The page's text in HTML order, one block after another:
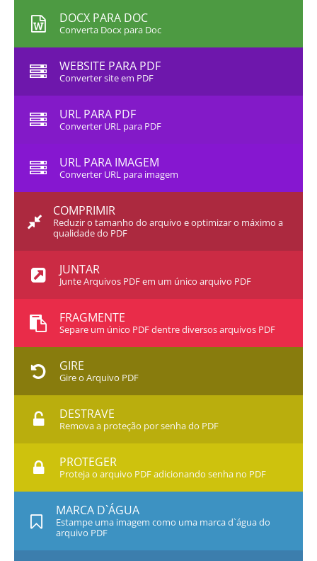
DOCX PARA DOC
Converta Docx para Doc
WEBSITE PARA PDF
Converter site em PDF
URL PARA PDF
Converter URL para PDF
URL PARA IMAGEM
Converter URL para imagem
COMPRIMIR
Reduzir o tamanho do arquivo e optimizar o máximo a
qualidade do PDF
JUNTAR
Junte Arquivos PDF em um único arquivo PDF
FRAGMENTE
Separe um único PDF dentre diversos arquivos PDF
GIRE
Gire o Arquivo PDF
DESTRAVE
Remova a proteção por senha do PDF
PROTEGER
Proteja o arquivo PDF adicionando senha no PDF
MARCA D`ÁGUA
Estampe uma imagem como uma marca d`água do
arquivo PDF